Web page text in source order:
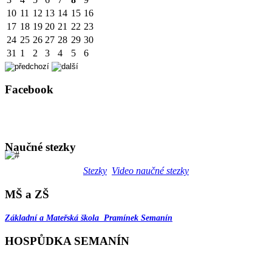
10 11 12 13 14 15 16
17 18 19 20 21 22 23
24 25 26 27 28 29 30
31 1 2 3 4 5 6
Facebook
Naučné stezky
Stezky Video naučné stezky
MŠ a ZŠ
Základní a Mateřská škola Pramínek Semanín
HOSPŮDKA SEMANÍN